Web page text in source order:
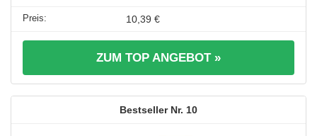
10,39 €
ZUM TOP ANGEBOT »
10